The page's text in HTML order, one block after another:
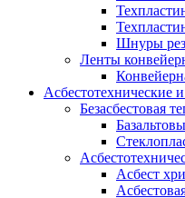
Шнуры
Ленты
Асбестотехнические
Безасбестовая
Асбест